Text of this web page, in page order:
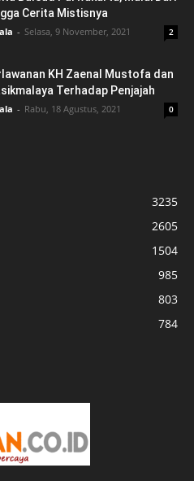
Cerita Mistisnya
- Selasa, 9 November, 2021 2
KH Zaenal Mustofa dan
Terhadap Penjajah
- Rabu, 18 Agustus, 2021 0
3235
2605
1504
985
803
784